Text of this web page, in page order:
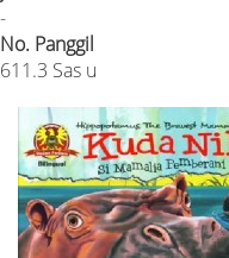
-
No. Panggil
611.3 Sas u